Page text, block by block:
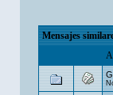
Mensajes